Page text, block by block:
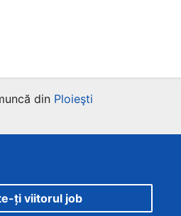
din Ploieşti
ți viitorul job